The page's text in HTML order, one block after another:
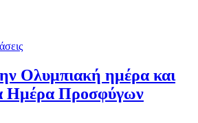
Ολυμπιακή ημέρα και
Ημέρα Προσφύγων